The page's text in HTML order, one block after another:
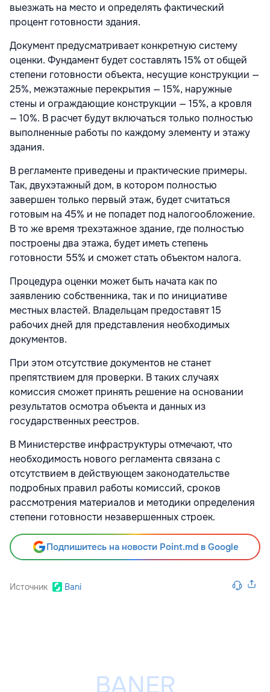
выезжать на место и определять фактический
процент готовности здания.
Документ предусматривает конкретную систему
оценки. Фундамент будет составлять 15% от общей
степени готовности объекта, несущие конструкции —
25%, межэтажные перекрытия — 15%, наружные
стены и ограждающие конструкции — 15%, а кровля
— 10%. В расчет будут включаться только полностью
выполненные работы по каждому элементу и этажу
здания.
В регламенте приведены и практические примеры.
Так, двухэтажный дом, в котором полностью
завершен только первый этаж, будет считаться
готовым на 45% и не попадет под налогообложение.
В то же время трехэтажное здание, где полностью
построены два этажа, будет иметь степень
готовности 55% и сможет стать объектом налога.
Процедура оценки может быть начата как по
заявлению собственника, так и по инициативе
местных властей. Владельцам предоставят 15
рабочих дней для представления необходимых
документов.
При этом отсутствие документов не станет
препятствием для проверки. В таких случаях
комиссия сможет принять решение на основании
результатов осмотра объекта и данных из
государственных реестров.
В Министерстве инфраструктуры отмечают, что
необходимость нового регламента связана с
отсутствием в действующем законодательстве
подробных правил работы комиссий, сроков
рассмотрения материалов и методики определения
степени готовности незавершенных строек.
Подпишитесь на новости Point.md в Google
Источник Bani